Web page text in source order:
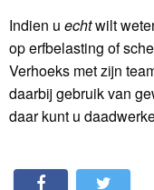
Indien u echtwilt
op erfbelasting of
Verhoeks met zijn
daarbij gebruik van
daar kunt u